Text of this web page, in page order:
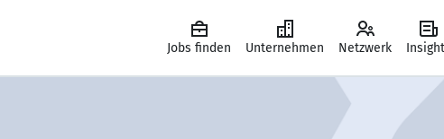
Jobs finden Unternehmen Netzwerk